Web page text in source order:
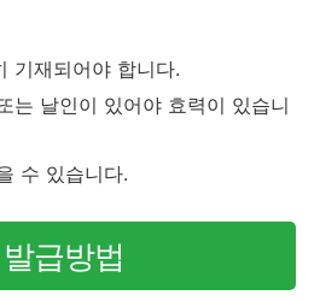
기재되어야 합니다.
는 날인이 있어야 효력이 있습니
수 있습니다.
급방법